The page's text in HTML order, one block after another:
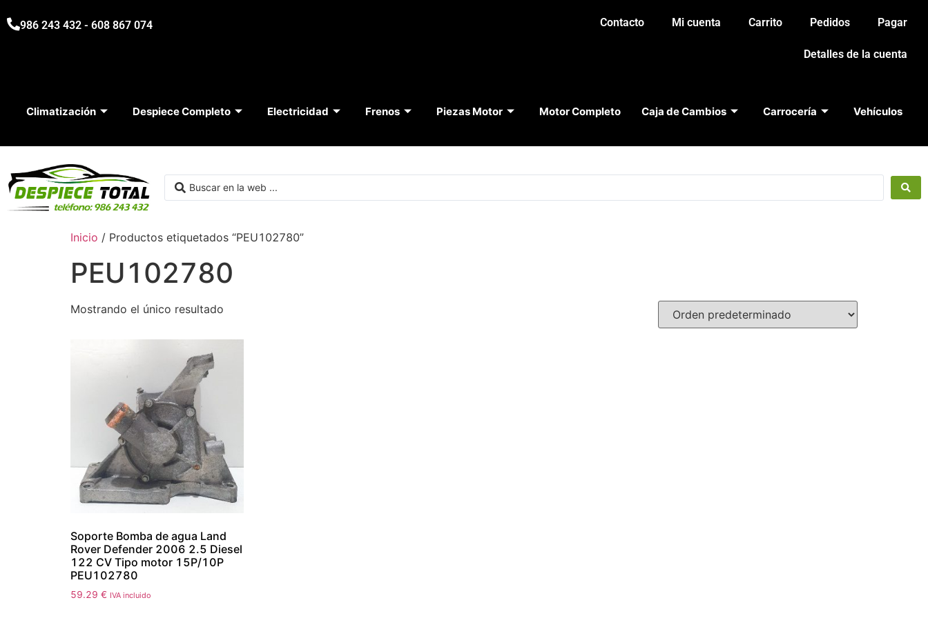
986 243 432 - 608 867 074 Contacto Mi cuenta Carrito Pedidos Pagar
Detalles de la cuenta
Climatización Despiece Completo Electricidad Frenos Piezas Motor Motor Completo Caja de Cambios Carrocería Vehículos
Inicio / Productos etiquetados “PEU102780”
PEU102780
Mostrando el único resultado
Soporte Bomba de agua Land
Rover Defender 2006 2.5 Diesel
122 CV Tipo motor 15P/10P
PEU102780
59.29 € IVA incluido